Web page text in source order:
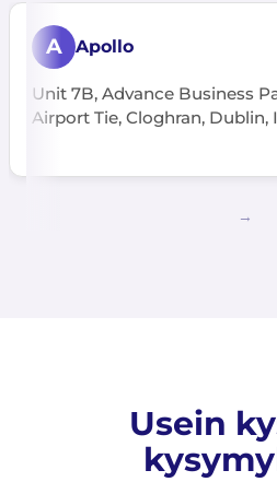
A Apollo
Unit 7B, Advance Business
Airport Tie, Cloghran, Dublin,
Usein